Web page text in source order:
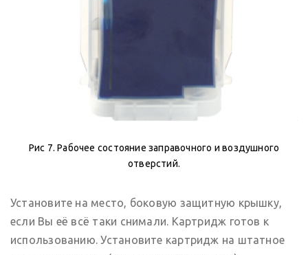
Рис 7. Рабочее состояние заправочного и воздушного
отверстий.
Установите на место, боковую защитную крышку,
если Вы её всё таки снимали. Картридж готов к
использованию. Установите картридж на штатное